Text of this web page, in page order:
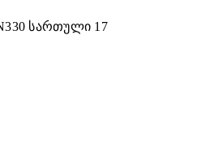
სართული 17